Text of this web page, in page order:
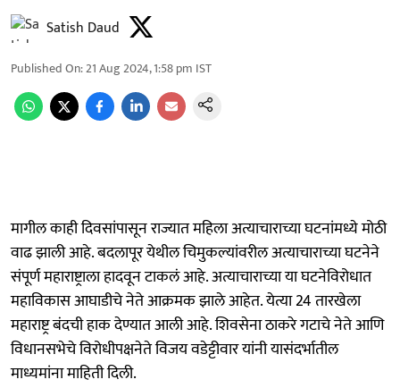
Satish Daud
Published On:21 Aug 2024, 1:58 pm IST
मागील काही दिवसांपासून राज्यात महिला अत्याचाराच्या घटनांमध्ये मोठी
वाढ झाली आहे. बदलापूर येथील चिमुकल्यांवरील अत्याचाराच्या घटनेने
संपूर्ण महाराष्ट्राला हादवून टाकलं आहे. अत्याचाराच्या या घटनेविरोधात
महाविकास आघाडीचे नेते आक्रमक झाले आहेत. येत्या 24 तारखेला
महाराष्ट्र बंदची हाक देण्यात आली आहे. शिवसेना ठाकरे गटाचे नेते आणि
विधानसभेचे विरोधीपक्षनेते विजय वडेट्टीवार यांनी यासंदर्भातील
माध्यमांना माहिती दिली.